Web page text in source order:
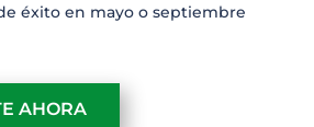
éxito en mayo o septiembre
AHORA